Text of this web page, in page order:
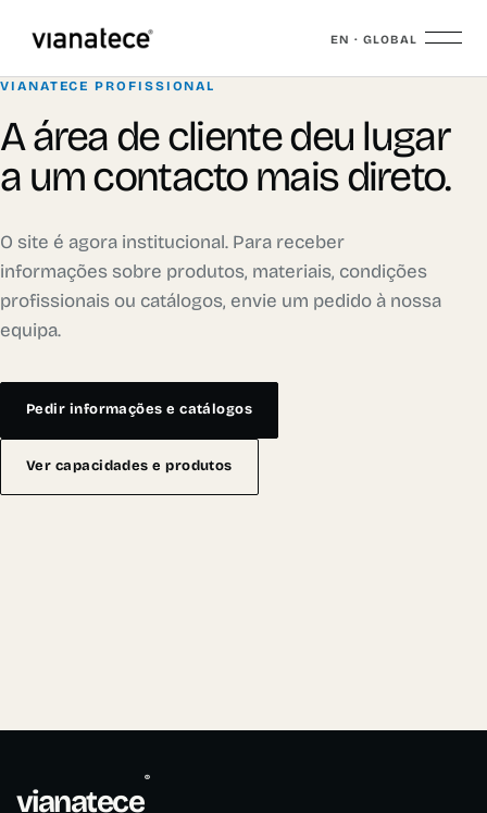
EN · GLOBAL
VIANATECE PROFISSIONAL
A área de cliente deu lugar
a um contacto mais direto.
O site é agora institucional. Para receber
informações sobre produtos, materiais, condições
profissionais ou catálogos, envie um pedido à nossa
equipa.
Pedir informações e catálogos
Ver capacidades e produtos
vianatece
®